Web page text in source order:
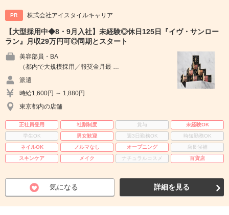
PR 株式会社アイスタイルキャリア
【大型採用中◆8・9月入社】未経験◎休日125日『イヴ・サンロー
ラン』月収29万円可◎同期とスタート
美容部員・BA
（都内で大規模採用／報奨金月最 …
派遣
時給1,600円 ～ 1,880円
東京都内の店舗
正社員登用 社割制度 賞与
未経験OK
学生OK
男女歓迎 週3日勤務OK
時短勤務OK
ネイルOK
ノルマなし オープニング
店長候補
スキンケア
メイク ナチュラルコスメ 百貨店
気になる 詳細を見る